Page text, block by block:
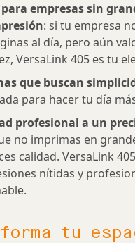
empresas sin
: si tu empresa
al día, pero aún
VersaLink 405 es tu
que buscan
para hacer tu día
profesional a un
no imprimas en
calidad. VersaLink
nítidas y
tu